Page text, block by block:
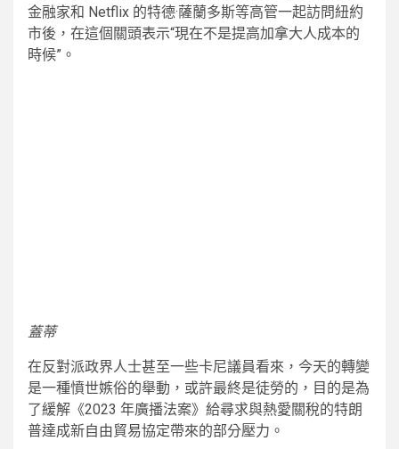
金融家和 Netflix 的特德·薩蘭多斯等高管一起訪問紐約
市後，在這個關頭表示“現在不是提高加拿大人成本的
時候”。
蓋蒂
在反對派政界人士甚至一些卡尼議員看來，今天的轉變
是一種憤世嫉俗的舉動，或許最終是徒勞的，目的是為
了緩解《2023 年廣播法案》給尋求與熱愛關稅的特朗
普達成新自由貿易協定帶來的部分壓力。